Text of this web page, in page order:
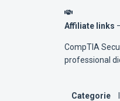
Affiliate links
CompTIA
professional
Categorie